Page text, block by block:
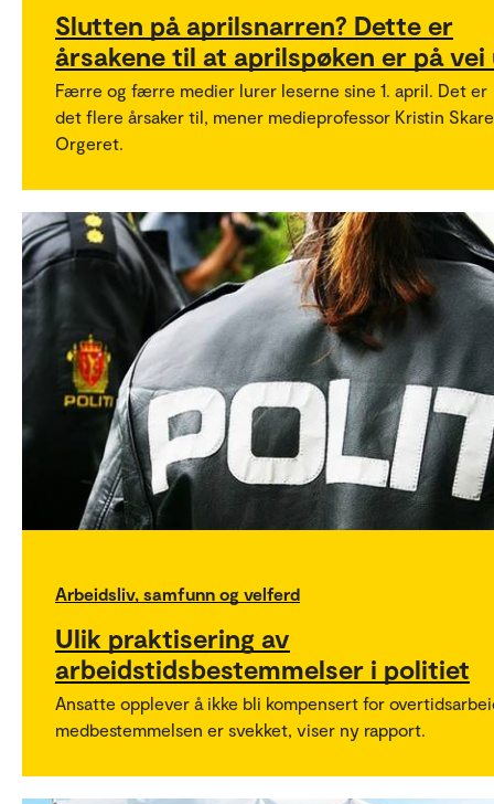
Slutten på aprilsnarren? Dette er
årsakene til at aprilspøken er på vei
Færre og færre medier lurer leserne sine 1. april. Det er
det flere årsaker til, mener medieprofessor Kristin Skare
Orgeret.
Arbeidsliv, samfunn og velferd
Ulik praktisering av
arbeidstidsbestemmelser i politiet
Ansatte opplever å ikke bli kompensert for
medbestemmelsen er svekket, viser ny rapport.